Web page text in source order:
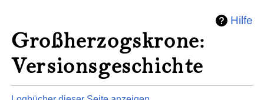
Hilfe
Großherzogskrone:
Versionsgeschichte